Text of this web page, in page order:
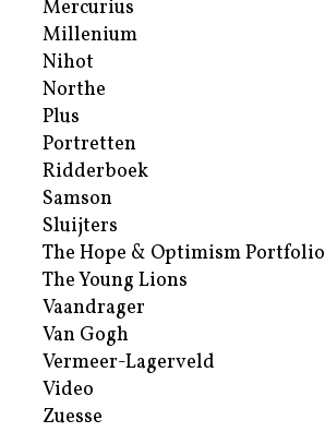
Mercurius
Millenium
Nihot
Northe
Plus
Portretten
Ridderboek
Samson
Sluijters
The Hope & Optimism Portfolio
The Young Lions
Vaandrager
Van Gogh
Vermeer-Lagerveld
Video
Zuesse